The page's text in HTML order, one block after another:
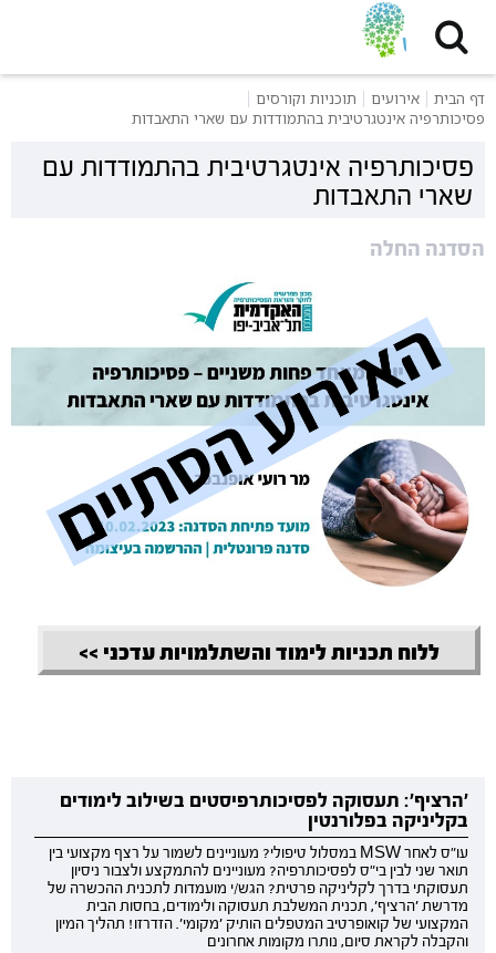
דף הבית אירועים
תוכניות וקורסים
פסיכותרפיה אינטגרטיבית בהתמודדות עם שארי התאבדות
פסיכותרפיה אינטגרטיבית בהתמודדות עם
שארי התאבדות
הסדנה החלה
ללוח תכניות לימוד והשתלמויות עדכני >>
'הרציף': תעסוקה לפסיכותרפיסטים בשילוב לימודים
בקליניקה בפלורנטין
עו"ס לאחר MSW במסלול טיפולי? מעוניינים לשמור על רצף מקצועי בין
תואר שני לבין בי"ס לפסיכותרפיה? מעוניינים להתמקצע ולצבור ניסיון
תעסוקתי בדרך לקליניקה פרטית? הגש/י מועמדות לתכנית ההכשרה של
מדרשת 'הרציף', תכנית המשלבת תעסוקה ולימודים, בחסות הבית
המקצועי של קואופרטיב המטפלים הותיק 'מקומי'. הזדרזו! תהליך המיון
והקבלה לקראת סיום, נותרו מקומות אחרונים